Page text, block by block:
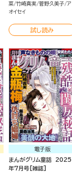
菜 竹崎真実 菅野久美子 ア
オイセイ
試し読み
電子版
まんがグリム童話 2025
年7月号[雑誌]